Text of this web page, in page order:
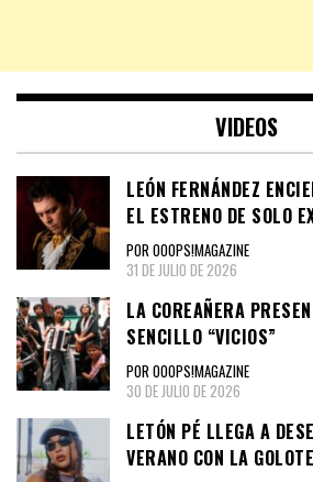
VIDEOS
LEÓN FERNÁNDEZ
EL ESTRENO DE SOLO
POR OOOPS!MAGAZINE
31 DE JULIO DE 2026
LA COREAÑERA
SENCILLO “VICIOS”
POR OOOPS!MAGAZINE
30 DE JULIO DE 2026
LETÓN PÉ LLEGA A
VERANO CON LA